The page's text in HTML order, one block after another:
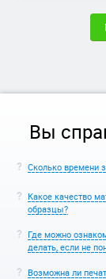
Вы
Сколько времени
Какое качество
образцы?
Где можно
делать, если не
Возможна ли